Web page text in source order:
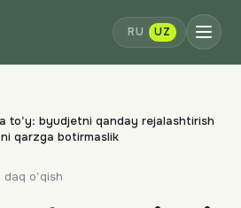
RU UZ
to'y: byudjetni qanday rejalashtirish
qarzga botirmaslik
o'qish